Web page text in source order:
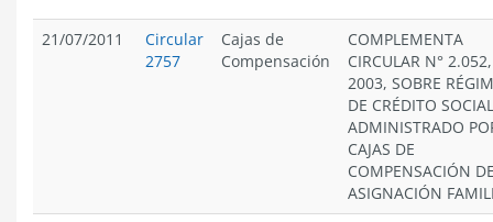
21/07/2011
Circular
2757
Cajas de
Compensación
COMPLEMENTA
CIRCULAR N°
2003, SOBRE
DE CRÉDITO SOCIAL
ADMINISTRADO
CAJAS DE
COMPENSACIÓN
ASIGNACIÓN